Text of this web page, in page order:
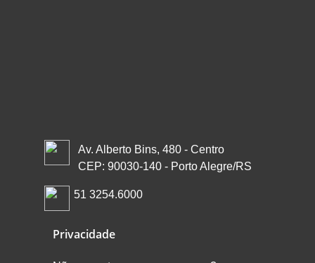
Av. Alberto Bins, 480 - Centro
CEP: 90030-140 - Porto Alegre/RS
51 3254.6000
Privacidade